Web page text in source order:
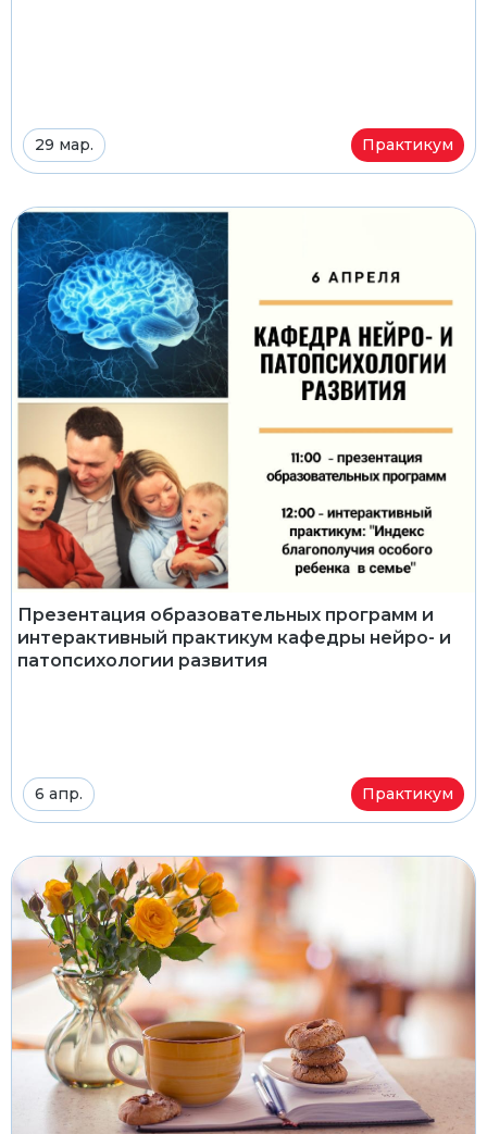
29 мар. Практикум
Презентация образовательных программ и
интерактивный практикум кафедры нейро- и
патопсихологии развития
6 апр. Практикум